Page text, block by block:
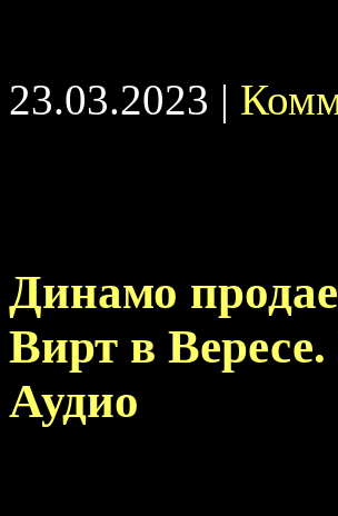
23.03.2023 |
Динамо
Вирт в
Аудио